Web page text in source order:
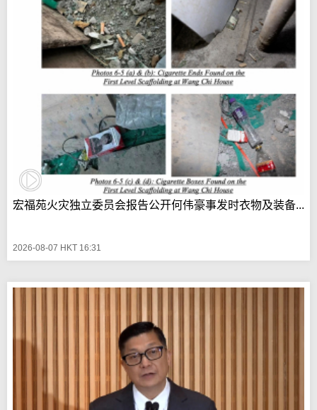
宏福苑火灾独立委员会报告公开何伟豪事发时衣物及装备...
2026-08-07 HKT 16:31